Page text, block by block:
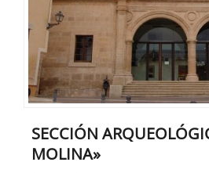
SECCIÓN
MOLINA»